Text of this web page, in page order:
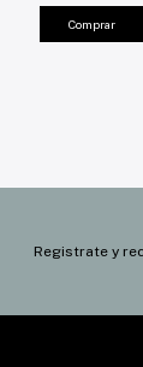
Comprar
Registrate y